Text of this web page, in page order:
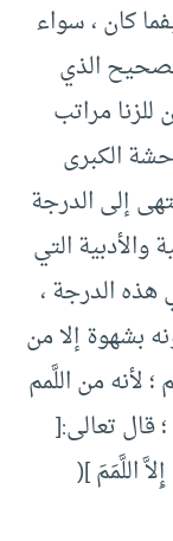
كان ، سواء
الذي
للزنا مراتب
الكبرى
إلى الدرجة
والأدبية التي
هذه الدرجة ،
بشهوة إلا من
لأنه من اللَّمم
قال تعالى:[
اللَّمَمَ ](